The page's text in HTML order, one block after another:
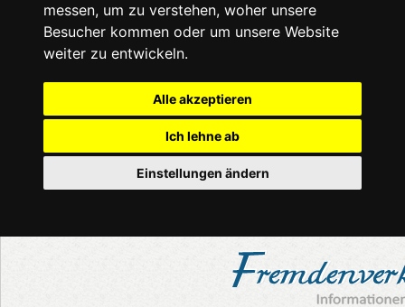
messen, um zu verstehen, woher unsere
Besucher kommen oder um unsere Website
weiter zu entwickeln.
Alle akzeptieren
Ich lehne ab
Einstellungen ändern